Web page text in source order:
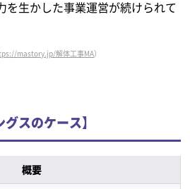
を生かした事業運営が続けられて
mastory.jp/解体工事MA）
スのケース】
概要